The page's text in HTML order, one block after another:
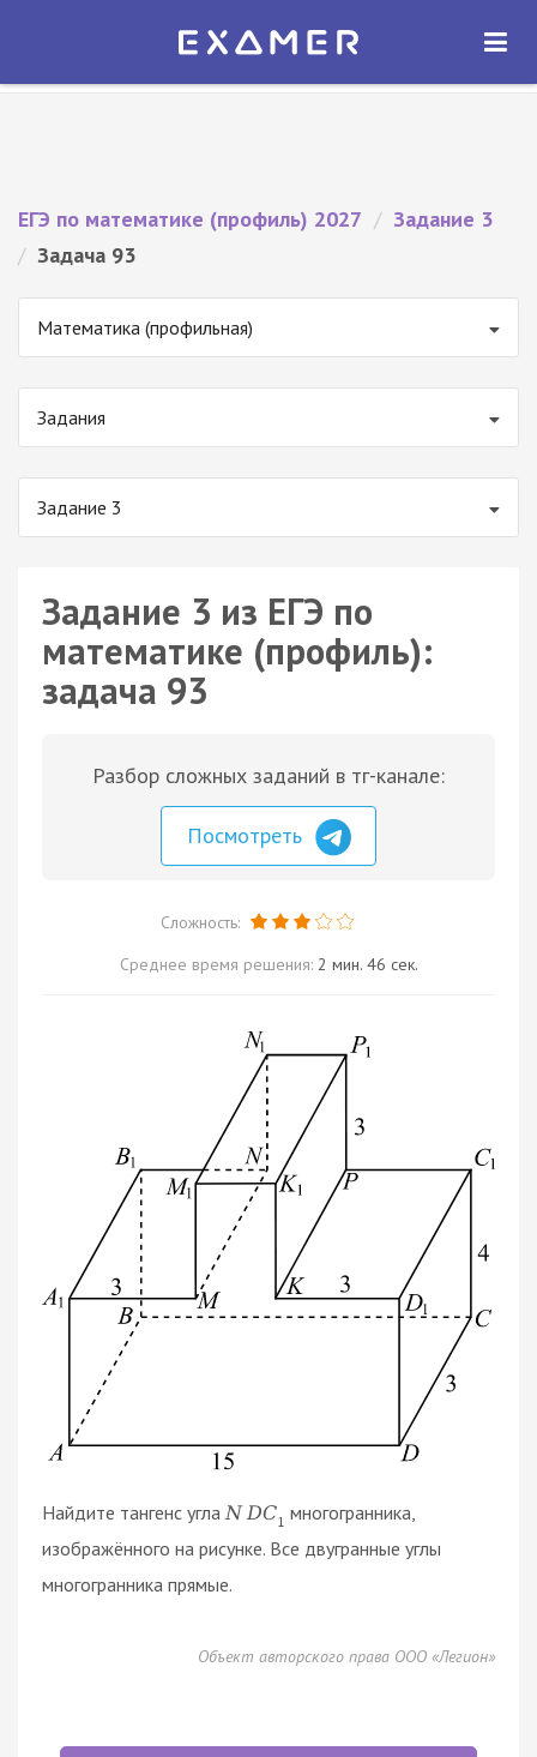
Экзамер — ЕГЭ 2027
ОТКРЫТЬ
ЕГЭ по математике (профиль) 2027 / Задание 3
/ Задача 93
Математика (профильная)
Задания
Задание 3
Задание 3 из ЕГЭ по
математике (профиль):
задача 93
Разбор сложных заданий в тг-канале:
Посмотреть
Сложность:
Среднее время решения: 2 мин. 46 сек.
Найдите тангенс углаN DC1 многогранника,
изображённого на рисунке. Все двугранные углы
многогранника прямые.
Объект авторского права ООО «Легион»